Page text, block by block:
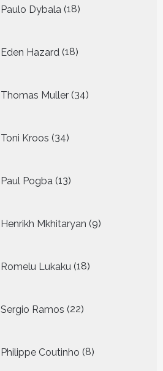
Paulo Dybala 18
producten
Eden Hazard 18
producten
Thomas Muller 34
producten
Toni Kroos 34
producten
Paul Pogba 13
producten
Henrikh Mkhitaryan 9
producten
Romelu Lukaku 18
producten
Sergio Ramos 22
producten
Philippe Coutinho 8
producten